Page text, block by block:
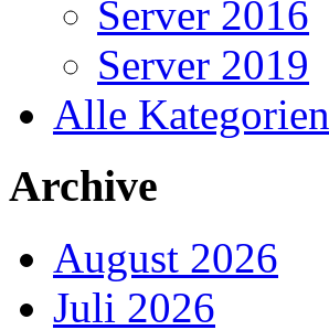
Server 2016
Server 2019
Alle Kategorien
Archive
August 2026
Juli 2026